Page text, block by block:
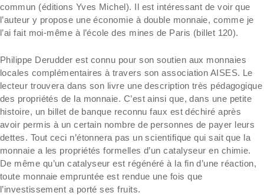
commun (éditions Yves Michel). Il est intéressant de voir que
l’auteur y propose une économie à double monnaie, comme je
l’ai fait moi-même à l’école des mines de Paris (billet 120).
Philippe Derudder est connu pour son soutien aux monnaies
locales complémentaires à travers son association AISES. Le
lecteur trouvera dans son livre une description très pédagogique
des propriétés de la monnaie. C’est ainsi que, dans une petite
histoire, un billet de banque reconnu faux est déchiré après
avoir permis à un certain nombre de personnes de payer leurs
dettes. Tout ceci n’étonnera pas un scientifique qui sait que la
monnaie a les propriétés formelles d’un catalyseur en chimie.
De même qu’un catalyseur est régénéré à la fin d’une réaction,
toute monnaie empruntée est rendue une fois que
l’investissement a porté ses fruits.